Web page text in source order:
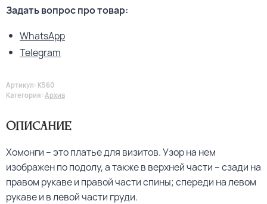
Задать вопрос про товар:
WhatsApp
Telegram
Артикул: K560
Категория: Архив
Описание
Хомонги – это платье для визитов. Узор на нем
изображен по подолу, а также в верхней части – сзади на
правом рукаве и правой части спины; спереди на левом
рукаве и в левой части груди.